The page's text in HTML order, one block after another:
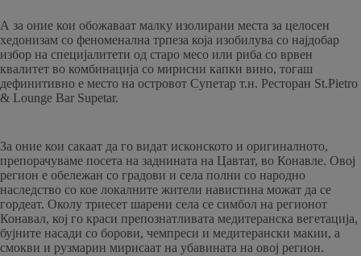
А за оние кои обожаваат малку изолирани места за целосен
хедонизам со феноменална трпеза која изобилува со најдобар
избор на специјалитети од старо месо или риба со врвен
квалитет во комбинација со мирисни капки вино, тогаш
дефинитивно е место на островот Супетар т.н. Ресторан St.Pietro
& Lounge Bar Supetar.
За оние кои сакаат да го видат исконското и оригиналното,
препорачуваме посета на заднината на Цавтат, во Конавле. Овој
регион е обележан со градови и села полни со народно
наследство со кое локалните жители навистина можат да се
гордеат. Околу триесет шарени села се симбол на регионот
Конавал, кој го краси препознатливата медитеранска вегетација,
бујните насади со борови, чемпреси и медитерански макии, а
смокви и рузмарин мирисаат на убавината на овој регион.